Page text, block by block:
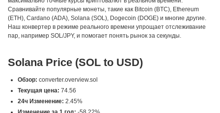
Сравнивайте популярные монеты, такие как Bitcoin (BTC), Ethereum
(ETH), Cardano (ADA), Solana (SOL), Dogecoin (DOGE) и многие другие.
Наш конвертер в режиме реального времени упрощает отслеживание
пар, например SOL/JPY, и помогает понять рынок за секунды.
Solana Price (SOL to USD)
Обзор: converter.overview.sol
Текущая цена: 74.56
24ч Изменение: 2.45%